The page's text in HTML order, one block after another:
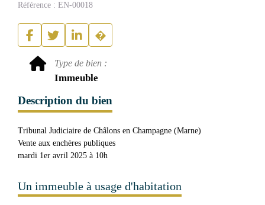
Type de bien :
Immeuble
Référence : EN-00018
Description du bien
Tribunal Judiciaire de Châlons en Champagne (Marne)
Vente aux enchères publiques
mardi 1er avril 2025 à 10h
Un immeuble à usage d'habitation